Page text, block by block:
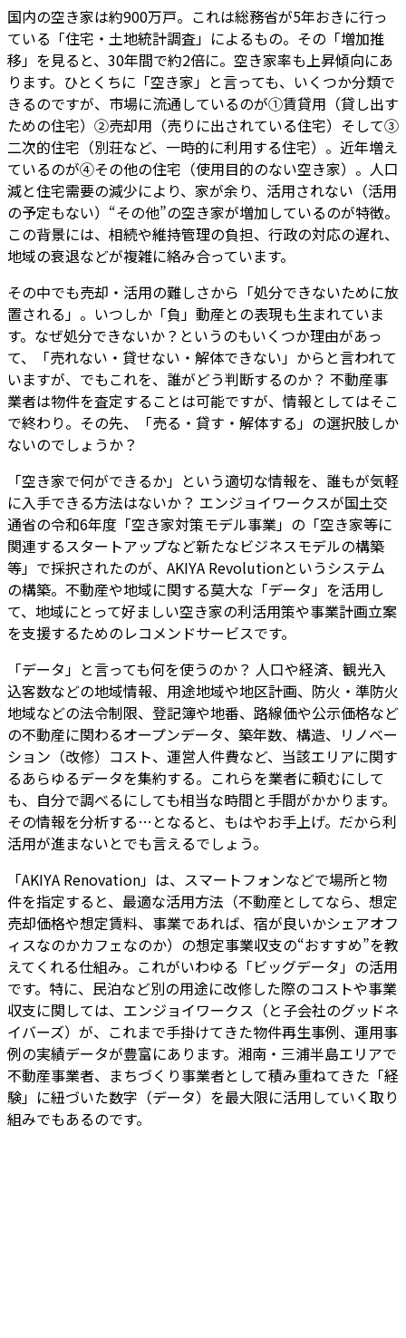
国内の空き家は約900万戸――。これは総務省が5年おきに行っ
ている「住宅・土地統計調査」によるもの。その「増加推
移」を見ると、30年間で約2倍に。空き家率も上昇傾向にあ
ります。ひとくちに「空き家」と言っても、いくつか分類で
きるのですが、市場に流通しているのが①賃貸用（貸し出す
ための住宅）②売却用（売りに出されている住宅）そして③
二次的住宅（別荘など、一時的に利用する住宅）。近年増え
ているのが④その他の住宅（使用目的のない空き家）。人口
減と住宅需要の減少により、家が余り、活用されない（活用
の予定もない）“その他”の空き家が増加しているのが特徴。
この背景には、相続や維持管理の負担、行政の対応の遅れ、
地域の衰退などが複雑に絡み合っています。
その中でも売却・活用の難しさから「処分できないために放
置される」。いつしか「負」動産との表現も生まれていま
す。なぜ処分できないか？というのもいくつか理由があっ
て、「売れない・貸せない・解体できない」からと言われて
いますが、でもこれを、誰がどう判断するのか？ 不動産事
業者は物件を査定することは可能ですが、情報としてはそこ
で終わり。その先、「売る・貸す・解体する」の選択肢しか
ないのでしょうか？
「空き家で何ができるか」という適切な情報を、誰もが気軽
に入手できる方法はないか？ エンジョイワークスが国土交
通省の令和6年度「空き家対策モデル事業」の「空き家等に
関連するスタートアップなど新たなビジネスモデルの構築
等」で採択されたのが、AKIYA Revolutionというシステム
の構築。不動産や地域に関する莫大な「データ」を活用し
て、地域にとって好ましい空き家の利活用策や事業計画立案
を支援するためのレコメンドサービスです。
「データ」と言っても何を使うのか？ 人口や経済、観光入
込客数などの地域情報、用途地域や地区計画、防火・準防火
地域などの法令制限、登記簿や地番、路線価や公示価格など
の不動産に関わるオープンデータ、築年数、構造、リノベー
ション（改修）コスト、運営人件費など、当該エリアに関す
るあらゆるデータを集約する。これらを業者に頼むにして
も、自分で調べるにしても相当な時間と手間がかかります。
その情報を分析する…となると、もはやお手上げ。だから利
活用が進まないとでも言えるでしょう。
「AKIYA Renovation」は、スマートフォンなどで場所と物
件を指定すると、最適な活用方法（不動産としてなら、想定
売却価格や想定賃料、事業であれば、宿が良いかシェアオフ
ィスなのかカフェなのか）の想定事業収支の“おすすめ”を教
えてくれる仕組み。これがいわゆる「ビッグデータ」の活用
です。特に、民泊など別の用途に改修した際のコストや事業
収支に関しては、エンジョイワークス（と子会社のグッドネ
イバーズ）が、これまで手掛けてきた物件再生事例、運用事
例の実績データが豊富にあります。湘南・三浦半島エリアで
不動産事業者、まちづくり事業者として積み重ねてきた「経
験」に紐づいた数字（データ）を最大限に活用していく取り
組みでもあるのです。